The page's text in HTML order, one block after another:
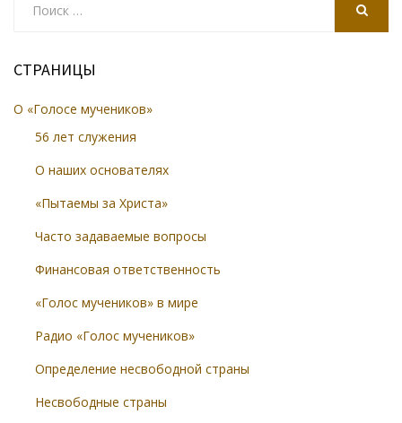
СТРАНИЦЫ
О «Голосе мучеников»
56 лет служения
О наших основателях
«Пытаемы за Христа»
Часто задаваемые вопросы
Финансовая ответственность
«Голос мучеников» в мире
Радио «Голос мучеников»
Определение несвободной страны
Несвободные страны